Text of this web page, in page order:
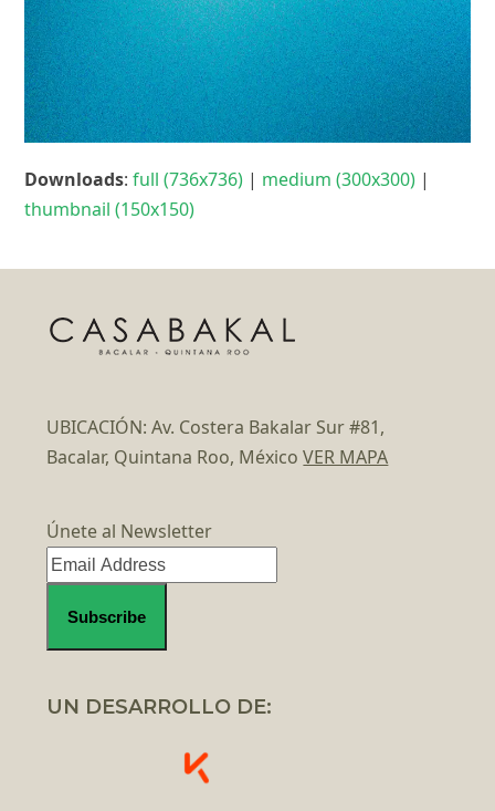
Downloads:full (736x736) | medium (300x300) |
thumbnail (150x150)
UBICACIÓN: Av. Costera Bakalar Sur #81,
Bacalar, Quintana Roo, MéxicoVER MAPA
Únete al Newsletter
UN DESARROLLO DE: